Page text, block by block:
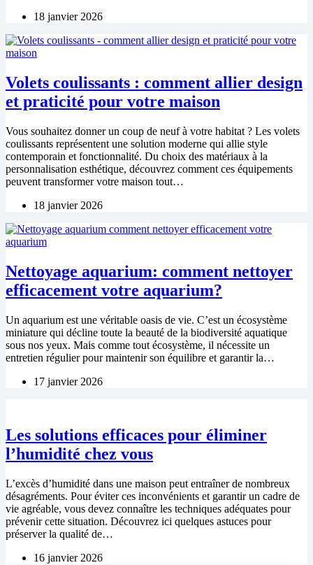
18 janvier 2026
Volets coulissants : comment allier design
et praticité pour votre maison
Vous souhaitez donner un coup de neuf à votre habitat ? Les volets
coulissants représentent une solution moderne qui allie style
contemporain et fonctionnalité. Du choix des matériaux à la
personnalisation esthétique, découvrez comment ces équipements
peuvent transformer votre maison tout…
18 janvier 2026
Nettoyage aquarium: comment nettoyer
efficacement votre aquarium?
Un aquarium est une véritable oasis de vie. C’est un écosystème
miniature qui décline toute la beauté de la biodiversité aquatique
sous nos yeux. Mais comme tout écosystème, il nécessite un
entretien régulier pour maintenir son équilibre et garantir la…
17 janvier 2026
Les solutions efficaces pour éliminer
l’humidité chez vous
L’excès d’humidité dans une maison peut entraîner de nombreux
désagréments. Pour éviter ces inconvénients et garantir un cadre de
vie agréable, vous devez connaître les techniques adéquates pour
prévenir cette situation. Découvrez ici quelques astuces pour
préserver la qualité de…
16 janvier 2026